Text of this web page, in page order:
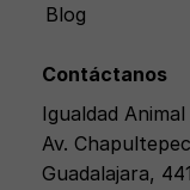
Blog
Contáctanos
Igualdad Animal
Av.
Guadalajara,